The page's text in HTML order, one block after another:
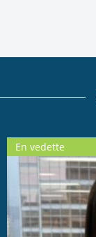
En vedette